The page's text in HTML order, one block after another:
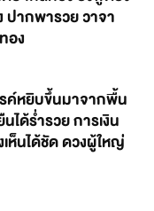
ปากพารวย วาจา
อง
ค์หยิบขึ้นมาจากพื้น
ได้ร่ำรวย การเงิน
ห็นได้ชัด ดวงผู้ใหญ่